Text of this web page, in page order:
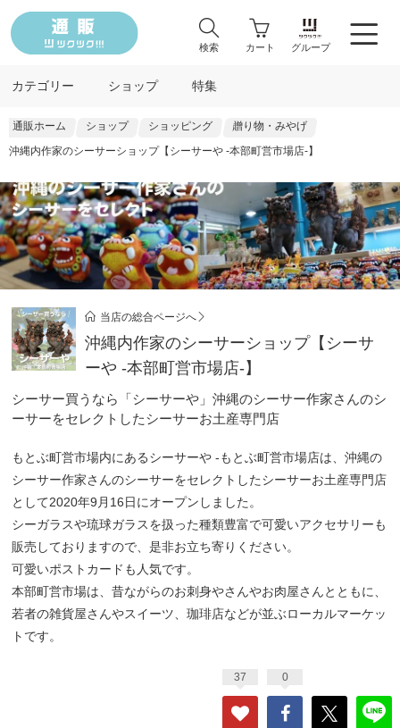
検索 カート グループ
カテゴリー ショップ 特集
通販ホーム ショップ ショッピング
贈り物・みやげ
沖縄内作家のシーサーショップ【シーサーや -本部町営市場店-】
当店の総合ページへ
沖縄内作家のシーサーショップ【シーサ
ーや -本部町営市場店-】
シーサー買うなら「シーサーや」沖縄のシーサー作家さんのシ
ーサーをセレクトしたシーサーお土産専門店
もとぶ町営市場内にあるシーサーや -もとぶ町営市場店は、沖縄の
シーサー作家さんのシーサーをセレクトしたシーサーお土産専門店
として2020年9月16日にオープンしました。
シーガラスや琉球ガラスを扱った種類豊富で可愛いアクセサリーも
販売しておりますので、是非お立ち寄りください。
可愛いポストカードも人気です。
本部町営市場は、昔ながらのお刺身やさんやお肉屋さんとともに、
若者の雑貨屋さんやスイーツ、珈琲店などが並ぶローカルマーケッ
トです。
37 0